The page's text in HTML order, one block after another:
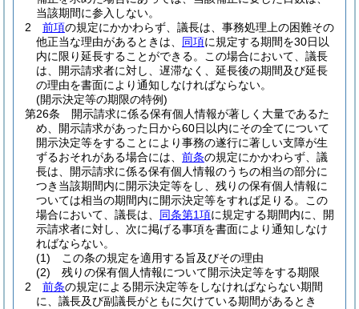
当該期間に参入しない。
2
前項の規定にかかわらず、議長は、事務処理上の困難その
他正当な理由があるときは、 同項に規定する期間を30日以
内に限り延長することができる。
この場合において、議長
は、開示請求者に対し、遅滞なく、延長後の期間及び延長
の理由を書面により通知しなければならない。
(開示決定等の期限の特例)
第26条
開示請求に係る保有個人情報が著しく大量であるた
め、開示請求があった日から60日以内にその全てについて
開示決定等をすることにより事務の遂行に著しい支障が生
ずるおそれがある場合には、 前条の規定にかかわらず、議
長は、開示請求に係る保有個人情報のうちの相当の部分に
つき当該期間内に開示決定等をし、残りの保有個人情報に
ついては相当の期間内に開示決定等をすれば足りる。
この
場合において、議長は、 同条第1項に規定する期間内に、開
示請求者に対し、次に掲げる事項を書面により通知しなけ
ればならない。
(1)
この条の規定を適用する旨及びその理由
(2)
残りの保有個人情報について開示決定等をする期限
2
前条の規定による開示決定等をしなければならない期間
に、議長及び副議長がともに欠けている期間があるとき